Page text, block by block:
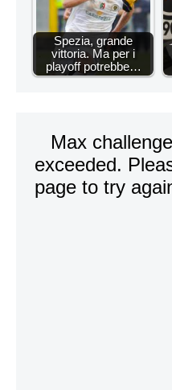
Spezia, grande
vittoria. Ma per i
playoff potrebbe…